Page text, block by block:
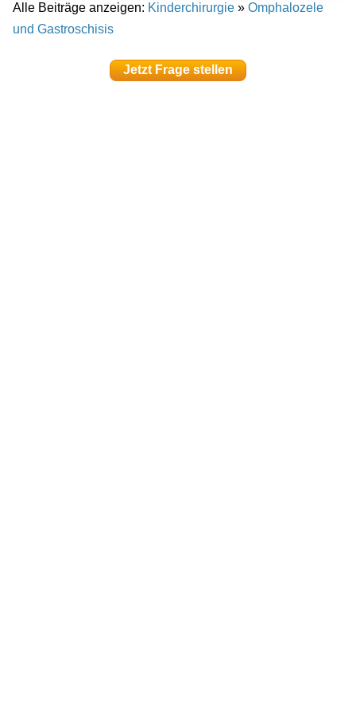
Alle Beiträge anzeigen: Kinderchirurgie » Omphalozele
und Gastroschisis
Jetzt Frage stellen